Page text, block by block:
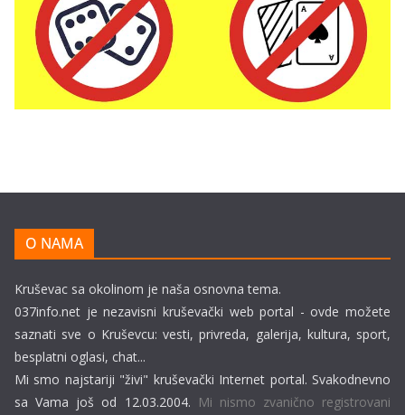
O NAMA
Kruševac sa okolinom je naša osnovna tema.
037info.net je nezavisni kruševački web portal - ovde možete
saznati sve o Kruševcu: vesti, privreda, galerija, kultura, sport,
besplatni oglasi, chat...
Mi smo najstariji "živi" kruševački Internet portal. Svakodnevno
sa Vama još od 12.03.2004. Mi nismo zvanično registrovani